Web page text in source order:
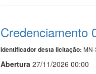
Credenciamento
Identificador desta licitação:
Abertura 27/11/2026 00:00